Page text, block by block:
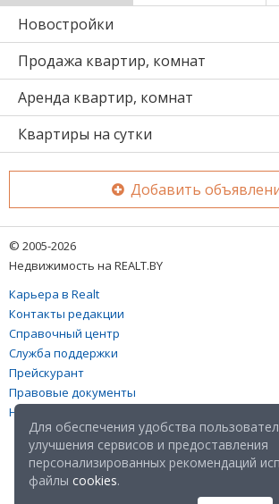
Новостройки
Продажа квартир, комнат
Аренда квартир, комнат
Квартиры на сутки
Добавить
© 2005-2026
Недвижимость на REALT.BY
Карьера в Realt
Контакты редакции
Справочный центр
Служба поддержки
Прейскурант
Правовые документы
Настройка файлов cookies
Для обеспечения удобства
улучшения сервисов и предоставления
персонализированных рекомендаций
файлы cookies.